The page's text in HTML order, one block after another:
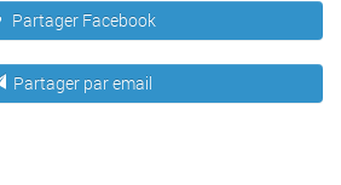
Partager Facebook
Partager par email